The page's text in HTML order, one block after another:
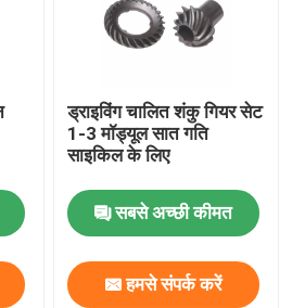
ड्राइविंग चालित शंकु गियर सेट
1-3 मॉड्यूल सात गति
साइकिल के लिए
सबसे अच्छी कीमत
हमसे संपर्क करें